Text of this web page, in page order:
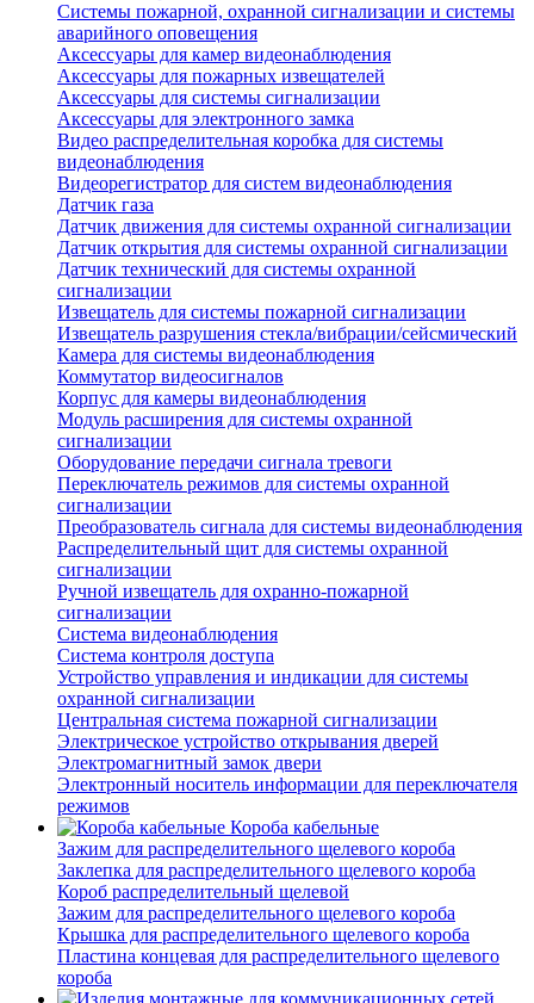
Системы пожарной, охранной сигнализации и системы
аварийного оповещения
Аксессуары для камер видеонаблюдения
Аксессуары для пожарных извещателей
Аксессуары для системы сигнализации
Аксессуары для электронного замка
Видео распределительная коробка для системы
видеонаблюдения
Видеорегистратор для систем видеонаблюдения
Датчик газа
Датчик движения для системы охранной сигнализации
Датчик открытия для системы охранной сигнализации
Датчик технический для системы охранной
сигнализации
Извещатель для системы пожарной сигнализации
Извещатель разрушения стекла/вибрации/сейсмический
Камера для системы видеонаблюдения
Коммутатор видеосигналов
Корпус для камеры видеонаблюдения
Модуль расширения для системы охранной
сигнализации
Оборудование передачи сигнала тревоги
Переключатель режимов для системы охранной
сигнализации
Преобразователь сигнала для системы видеонаблюдения
Распределительный щит для системы охранной
сигнализации
Ручной извещатель для охранно-пожарной
сигнализации
Система видеонаблюдения
Система контроля доступа
Устройство управления и индикации для системы
охранной сигнализации
Центральная система пожарной сигнализации
Электрическое устройство открывания дверей
Электромагнитный замок двери
Электронный носитель информации для переключателя
режимов
Короба кабельные
Зажим для распределительного щелевого короба
Заклепка для распределительного щелевого короба
Короб распределительный щелевой
Зажим для распределительного щелевого короба
Крышка для распределительного щелевого короба
Пластина концевая для распределительного щелевого
короба